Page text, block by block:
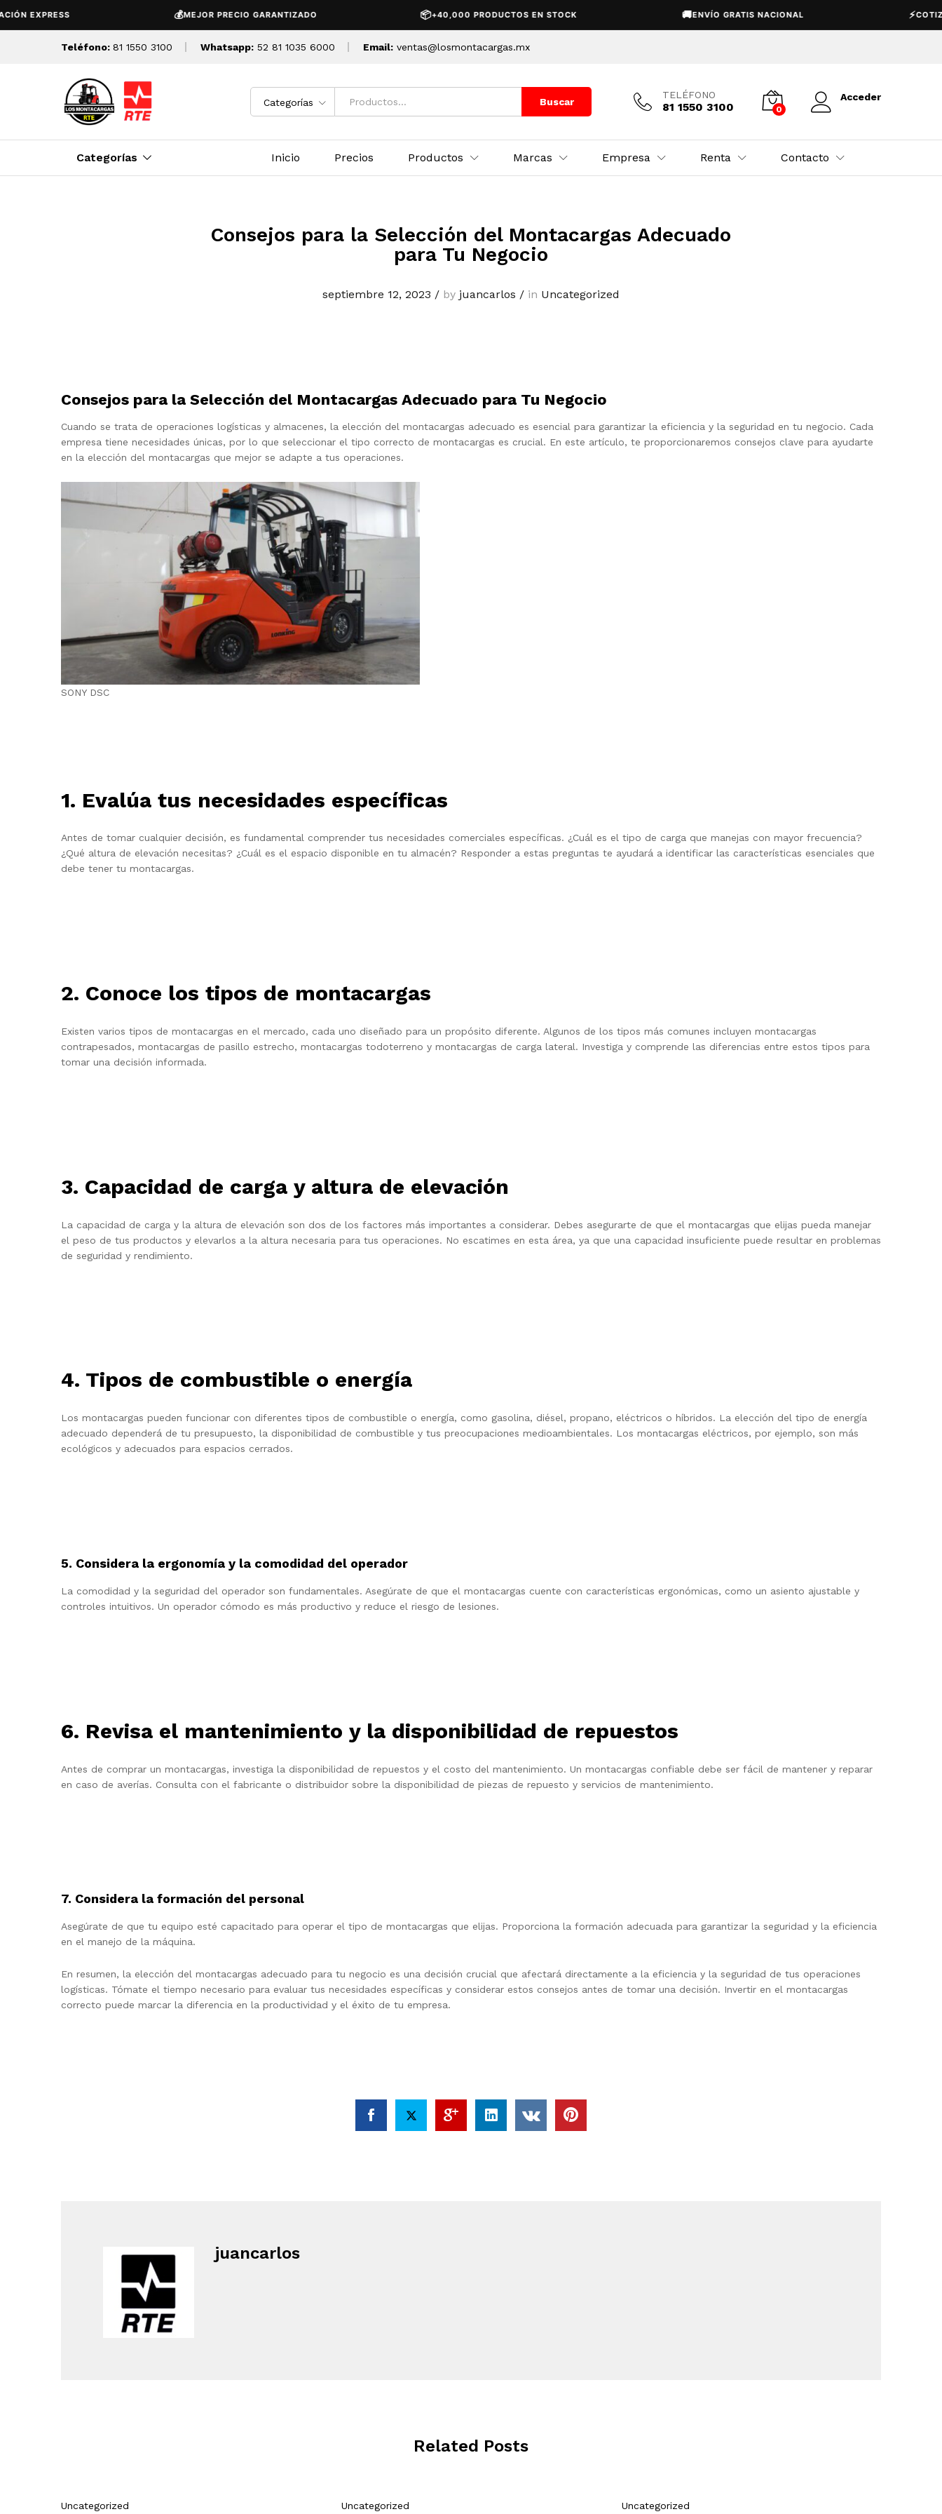
MEJOR PRECIO GARANTIZADO +40,000 PRODUCTOS EN STOCK ENVÍO GRATIS NACIONAL COTIZACIÓN
Teléfono: 81 1550 3100 Whatsapp: 52 81 1035 6000 Email: ventas@losmontacargas.mx
Categorías Buscar
TELÉFONO
81 1550 3100 0
Acceder
Categorías Inicio Precios Productos Marcas Empresa Renta Contacto
Consejos para la Selección del Montacargas Adecuado
para Tu Negocio
septiembre 12, 2023 / by juancarlos / in Uncategorized
Consejos para la Selección del Montacargas Adecuado para Tu Negocio
Cuando se trata de operaciones logísticas y almacenes, la elección del montacargas adecuado es esencial para garantizar la eficiencia y la seguridad en tu negocio. Cada
empresa tiene necesidades únicas, por lo que seleccionar el tipo correcto de montacargas es crucial. En este artículo, te proporcionaremos consejos clave para ayudarte
en la elección del montacargas que mejor se adapte a tus operaciones.
SONY DSC
1. Evalúa tus necesidades específicas
Antes de tomar cualquier decisión, es fundamental comprender tus necesidades comerciales específicas. ¿Cuál es el tipo de carga que manejas con mayor frecuencia?
¿Qué altura de elevación necesitas? ¿Cuál es el espacio disponible en tu almacén? Responder a estas preguntas te ayudará a identificar las características esenciales que
debe tener tu montacargas.
2. Conoce los tipos de montacargas
Existen varios tipos de montacargas en el mercado, cada uno diseñado para un propósito diferente. Algunos de los tipos más comunes incluyen montacargas
contrapesados, montacargas de pasillo estrecho, montacargas todoterreno y montacargas de carga lateral. Investiga y comprende las diferencias entre estos tipos para
tomar una decisión informada.
3. Capacidad de carga y altura de elevación
La capacidad de carga y la altura de elevación son dos de los factores más importantes a considerar. Debes asegurarte de que el montacargas que elijas pueda manejar
el peso de tus productos y elevarlos a la altura necesaria para tus operaciones. No escatimes en esta área, ya que una capacidad insuficiente puede resultar en problemas
de seguridad y rendimiento.
4. Tipos de combustible o energía
Los montacargas pueden funcionar con diferentes tipos de combustible o energía, como gasolina, diésel, propano, eléctricos o híbridos. La elección del tipo de energía
adecuado dependerá de tu presupuesto, la disponibilidad de combustible y tus preocupaciones medioambientales. Los montacargas eléctricos, por ejemplo, son más
ecológicos y adecuados para espacios cerrados.
5. Considera la ergonomía y la comodidad del operador
La comodidad y la seguridad del operador son fundamentales. Asegúrate de que el montacargas cuente con características ergonómicas, como un asiento ajustable y
controles intuitivos. Un operador cómodo es más productivo y reduce el riesgo de lesiones.
6. Revisa el mantenimiento y la disponibilidad de repuestos
Antes de comprar un montacargas, investiga la disponibilidad de repuestos y el costo del mantenimiento. Un montacargas confiable debe ser fácil de mantener y reparar
en caso de averías. Consulta con el fabricante o distribuidor sobre la disponibilidad de piezas de repuesto y servicios de mantenimiento.
7. Considera la formación del personal
Asegúrate de que tu equipo esté capacitado para operar el tipo de montacargas que elijas. Proporciona la formación adecuada para garantizar la seguridad y la eficiencia
en el manejo de la máquina.
En resumen, la elección del montacargas adecuado para tu negocio es una decisión crucial que afectará directamente a la eficiencia y la seguridad de tus operaciones
logísticas. Tómate el tiempo necesario para evaluar tus necesidades específicas y considerar estos consejos antes de tomar una decisión. Invertir en el montacargas
correcto puede marcar la diferencia en la productividad y el éxito de tu empresa.
juancarlos
Related Posts
Uncategorized Uncategorized Uncategorized